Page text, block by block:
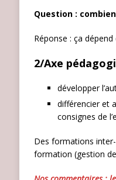
Question :
Réponse : ça dépend
2/Axe
développer
différencier et
consignes de
Des formations
formation (gestion